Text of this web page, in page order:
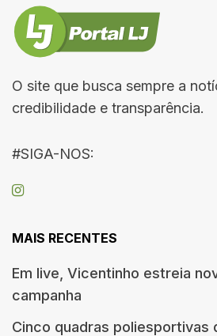
O site que busca sempre a
credibilidade e transparência.
#SIGA-NOS:
MAIS RECENTES
Em live, Vicentinho estreia
campanha
Cinco quadras poliesportivas